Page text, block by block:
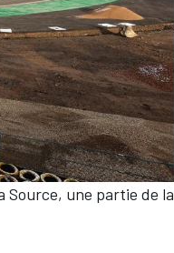
Source, une partie de la